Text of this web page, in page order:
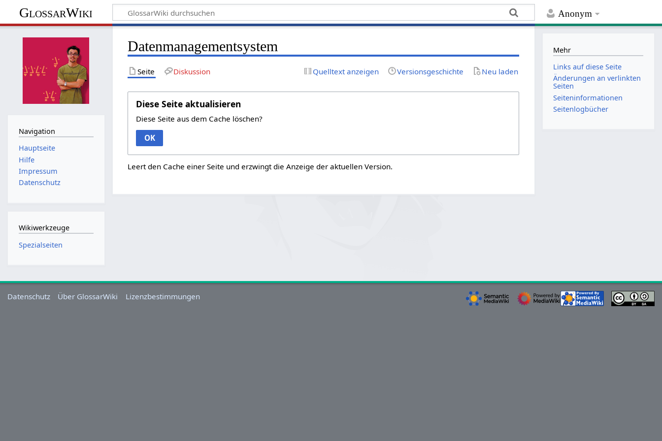
Anonym
GlossarWiki
Datenmanagementsystem
Seite Diskussion Quelltext anzeigen Versionsgeschichte Neu laden
Diese Seite aktualisieren
Diese Seite aus dem Cache löschen?
OK
Leert den Cache einer Seite und erzwingt die Anzeige der aktuellen Version.
Navigation
Hauptseite
Hilfe
Impressum
Datenschutz
Wikiwerkzeuge
Spezialseiten
Mehr
Links auf diese Seite
Änderungen an verlinkten
Seiten
Seiten­­informationen
Seitenlogbücher
Datenschutz Über GlossarWiki Lizenzbestimmungen